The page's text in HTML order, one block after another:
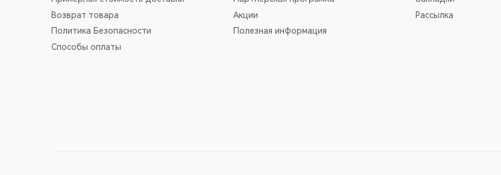
Возврат товара
Политика Безопасности
Способы оплаты
Акции
Полезная информация
Рассылка